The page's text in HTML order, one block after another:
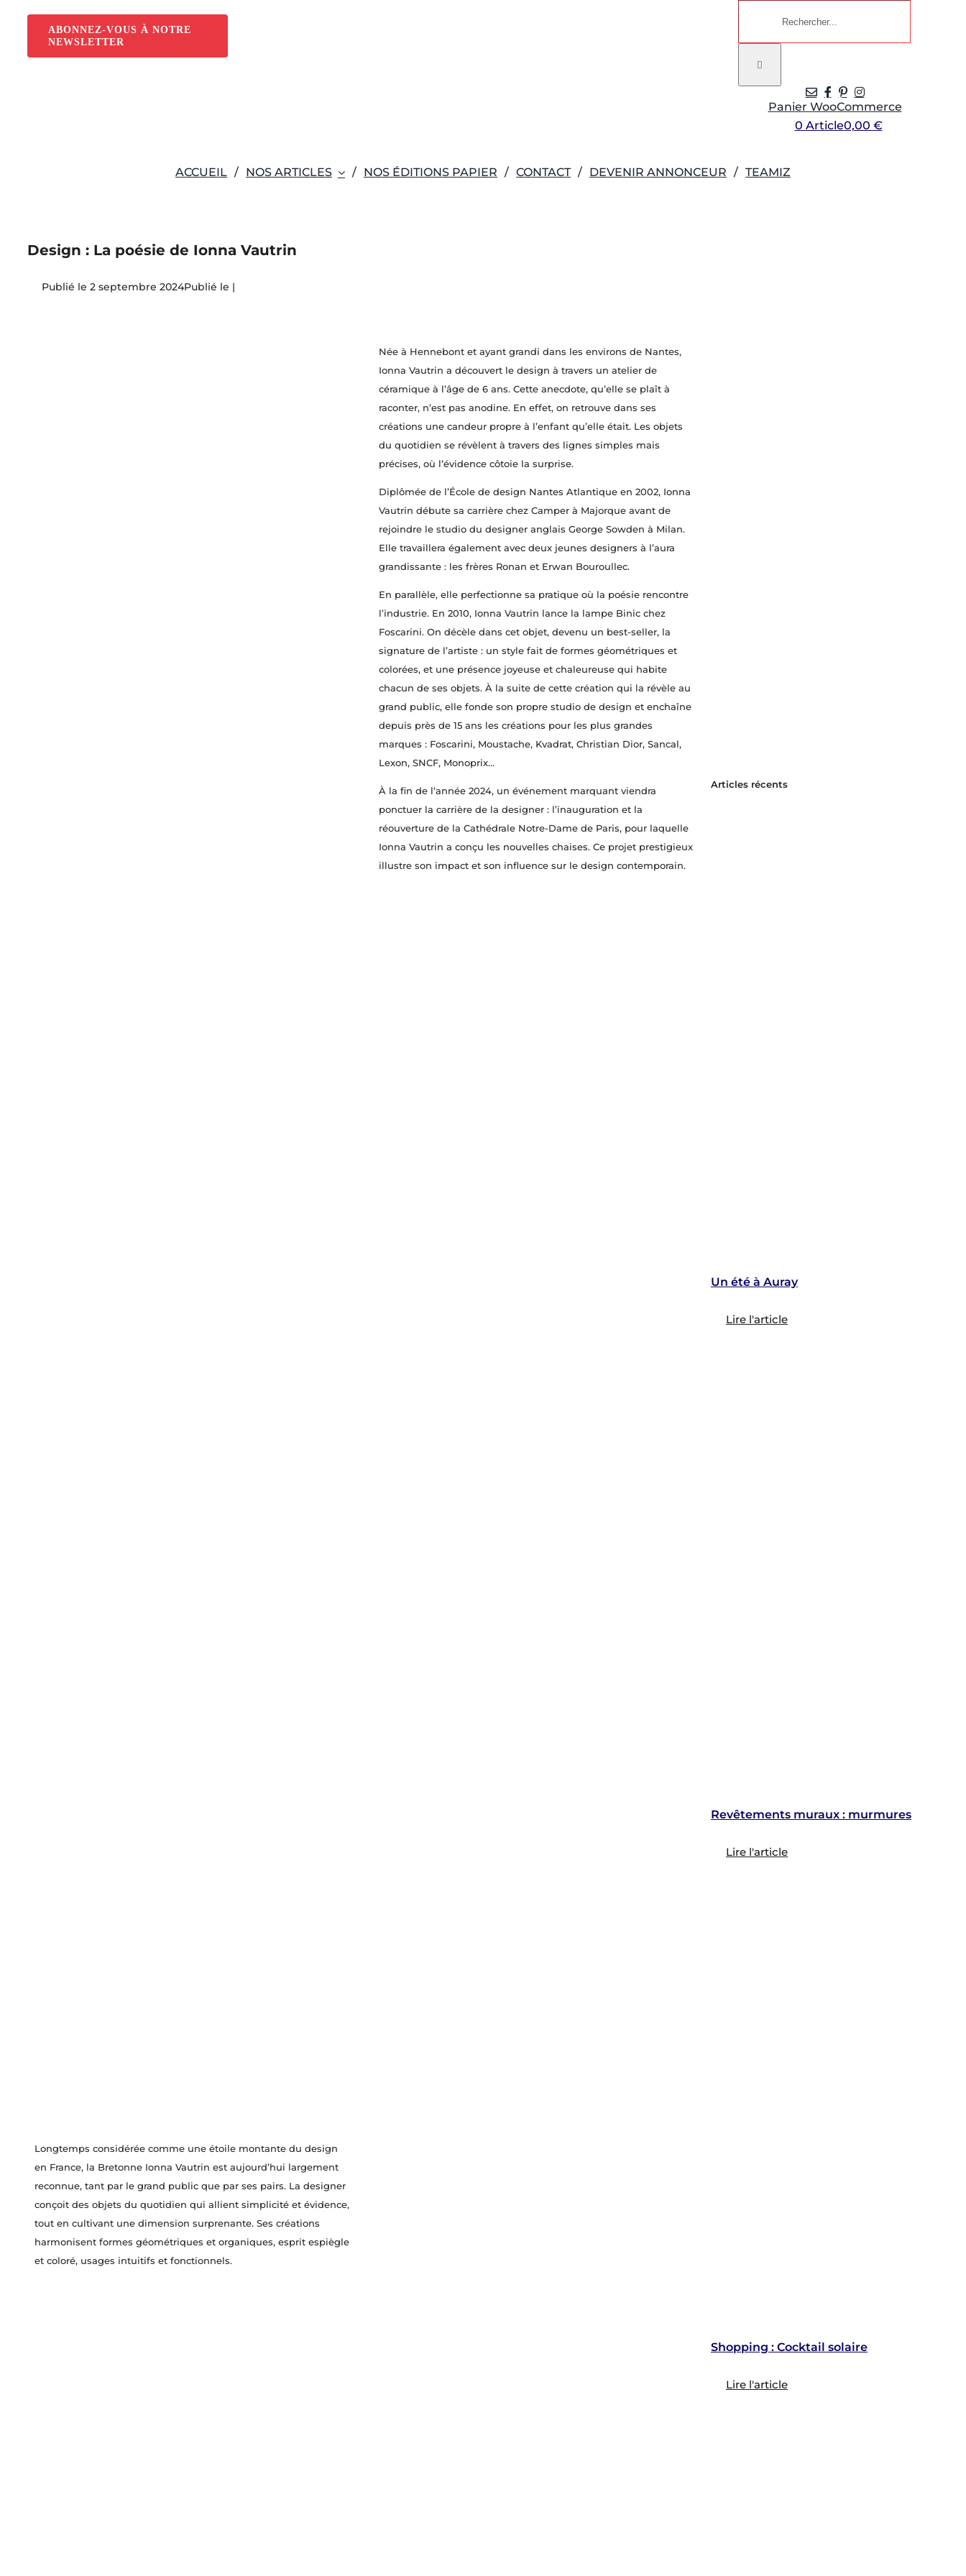
ABONNEZ-VOUS À NOTRE
NEWSLETTER
Panier WooCommerce
0 Article0,00 €
ACCUEIL NOS ARTICLES NOS ÉDITIONS PAPIER CONTACT DEVENIR ANNONCEUR TEAMIZ
Design : La poésie de Ionna Vautrin
2 septembre 2024 |
Longtemps considérée comme une étoile montante du design
en France, la Bretonne Ionna Vautrin est aujourd’hui largement
reconnue, tant par le grand public que par ses pairs. La designer
conçoit des objets du quotidien qui allient simplicité et évidence,
tout en cultivant une dimension surprenante. Ses créations
harmonisent formes géométriques et organiques, esprit espiègle
et coloré, usages intuitifs et fonctionnels.
Née à Hennebont et ayant grandi dans les environs de Nantes,
Ionna Vautrin a découvert le design à travers un atelier de
céramique à l’âge de 6 ans. Cette anecdote, qu’elle se plaît à
raconter, n’est pas anodine. En effet, on retrouve dans ses
créations une candeur propre à l’enfant qu’elle était. Les objets
du quotidien se révèlent à travers des lignes simples mais
précises, où l’évidence côtoie la surprise.
Diplômée de l’École de design Nantes Atlantique en 2002, Ionna
Vautrin débute sa carrière chez Camper à Majorque avant de
rejoindre le studio du designer anglais George Sowden à Milan.
Elle travaillera également avec deux jeunes designers à l’aura
grandissante : les frères Ronan et Erwan Bouroullec.
En parallèle, elle perfectionne sa pratique où la poésie rencontre
l’industrie. En 2010, Ionna Vautrin lance la lampe Binic chez
Foscarini. On décèle dans cet objet, devenu un best-seller, la
signature de l’artiste : un style fait de formes géométriques et
colorées, et une présence joyeuse et chaleureuse qui habite
chacun de ses objets. À la suite de cette création qui la révèle au
grand public, elle fonde son propre studio de design et enchaîne
depuis près de 15 ans les créations pour les plus grandes
marques : Foscarini, Moustache, Kvadrat, Christian Dior, Sancal,
Lexon, SNCF, Monoprix…
À la fin de l’année 2024, un événement marquant viendra
ponctuer la carrière de la designer : l’inauguration et la
réouverture de la Cathédrale Notre-Dame de Paris, pour laquelle
Ionna Vautrin a conçu les nouvelles chaises. Ce projet prestigieux
illustre son impact et son influence sur le design contemporain.
Articles récents
Un été à Auray
Lire l'article
Revêtements muraux : murmures
Lire l'article
Shopping : Cocktail solaire
Lire l'article